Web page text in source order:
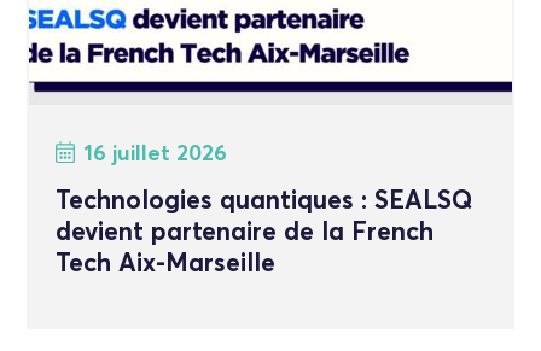
16 juillet 2026
Technologies quantiques : SEALSQ
devient partenaire de la French
Tech Aix-Marseille